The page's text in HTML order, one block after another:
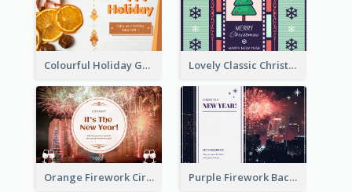
Colourful Holiday Greeting Card In Orange Theme Lovely Classic Christmas Greeting Card Design
Orange Firework Circle New Year Greeting Card Purple Firework Background New Year Greeting Card